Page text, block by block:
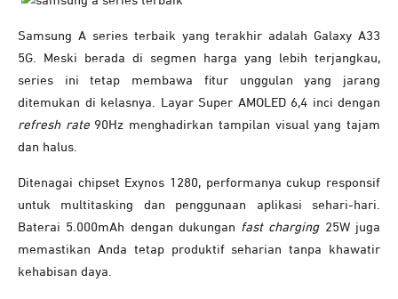
Samsung A series terbaik yang terakhir adalah Galaxy A33
5G. Meski berada di segmen harga yang lebih terjangkau,
series ini tetap membawa fitur unggulan yang jarang
ditemukan di kelasnya. Layar Super AMOLED 6,4 inci dengan
refresh rate90Hz menghadirkan tampilan visual yang tajam
dan halus.
Ditenagai chipset Exynos 1280, performanya cukup responsif
untuk multitasking dan penggunaan aplikasi sehari-hari.
Baterai 5.000mAh dengan dukungan fast charging25W juga
memastikan Anda tetap produktif seharian tanpa khawatir
kehabisan daya.